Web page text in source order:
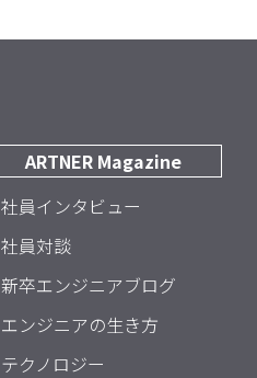
ARTNER Magazine
社員インタビュー
社員対談
新卒エンジニアブログ
エンジニアの生き方
テクノロジー